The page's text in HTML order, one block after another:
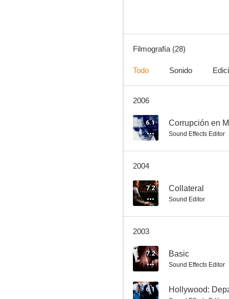
Corrupción en Miami
7.3
Filmografía (28)
Todo Sonido
2006
6.1 Corrupción en
Sound Effects Editor
2004
7.2 Collateral
Sound Editor
2003
7.2 Basic
Sound Effects Editor
6.1 Hollywood: